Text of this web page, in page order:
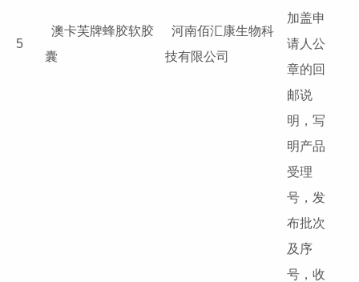
5
澳卡芙牌蜂胶软胶
囊
河南佰汇康生物科
技有限公司
加盖申
请人公
章的回
邮说
明，写
明产品
受理
号，发
布批次
及序
号，收